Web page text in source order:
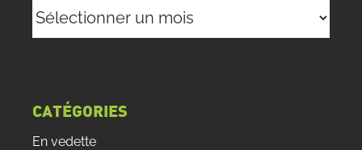
CATÉGORIES
En vedette